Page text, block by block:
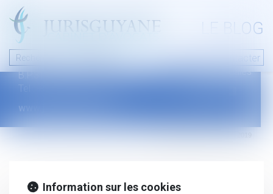
LE BLOG
Nous contacter
46 avenue de la liberté
B.P.315 - 97327 Cayenne Cedex
Tel : +594 594 29 45 35
www.jurisguyane.com
Mentions légales
Information sur les cookies